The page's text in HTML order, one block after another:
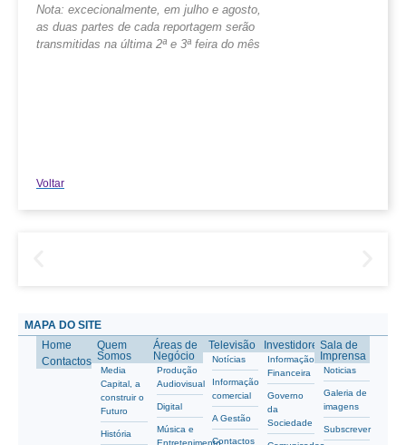
Nota: excecionalmente, em julho e agosto,
as duas partes de cada reportagem serão
transmitidas na última 2ª e 3ª feira do mês
Voltar
MAPA DO SITE
Home
Contactos
Quem
Somos
Media
Capital, a
construir o
Futuro
História
Áreas de
Negócio
Produção
Audiovisual
Digital
Música e
Entretenimento
Televisão
Notícias
Informação
comercial
A Gestão
Contactos
Investidores
Informação
Financeira
Governo
da
Sociedade
Sala de
Imprensa
Noticias
Galeria de
imagens
Subscrever